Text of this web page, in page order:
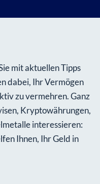
mit aktuellen Tipps
dabei, Ihr Vermögen
zu vermehren. Ganz
Kryptowährungen,
interessieren:
Ihnen, Ihr Geld in